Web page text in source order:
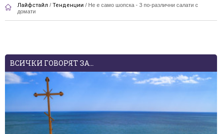
Лайфстайл / Тенденции / Не е само шопска - 3 по-различни салати с
домати
ВСИЧКИ ГОВОРЯТ ЗА...